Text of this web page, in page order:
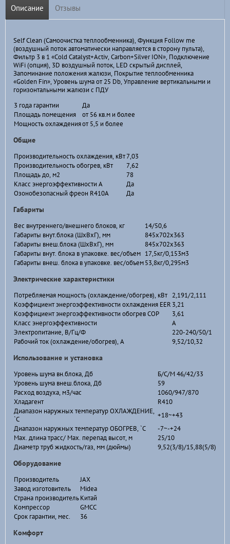
Описание Отзывы
Self Clean (Самоочистка теплообменника), Функция Follow me
(воздушный поток автоматически направляется в сторону пульта),
Фильтр 3 в 1 «Cold Catalyst+Activ, Carbon+Silver ION», Подключение
WiFi (опция), 3D воздушный поток, LED скрытый дисплей,
Запоминание положения жалюзи, Покрытие теплообменника
«Golden Fin», Уровень шума от 25 Db, Управление вертикальными и
горизонтальными жалюзи с ПДУ
3 года гарантии
Да
Площадь помещения
от 56 кв.м и более
Мощность охлажденияот 5,5 и более
Общие
Производительность охлаждения, кВт7,03
Производительность обогрев, кВт
7,62
Площадь до, м2
78
Класс энергоэффективности А
Да
Озонобезопасный фреон R410A
Да
Габариты
Вес внутреннего/внешнего блоков, кг
14/50,6
Габариты внут.блока (ШхВхГ), мм
845х702х363
Габариты внеш.блока (ШхВхГ), мм
845х702х363
Габариты внут. блока в упаковке. вес/объем 17,5кг/0,153м3
Габариты внеш. блока в упаковке. вес/объем53,8кг/0,295м3
Электрические характеристики
Потребляемая мощность (охлаждение/обогрев), кВт 2,191/2,111
Коэффициент энергоэффективности охлаждения EER 3,21
Коэффициент энергоэффективности обогрев COP
3,61
Класс энергоэффективности
А
Электропитание, В/Гц/Ф
220-240/50/1
Рабочий ток (охлаждение/обогрев), А
9,52/10,32
Использование и установка
Уровень шума вн.блока, Дб
Б/С/М 46/42/33
Уровень шума внеш.блока, Дб
59
Расход воздуха, м3/час
1060/947/870
Хладагент
R410
Диапазон наружных температур ОХЛАЖДЕНИЕ,
`С
+18~+43
Диапазон наружных температур ОБОГРЕВ, `С
-7~-+24
Мах. длина трасс/ Мах. перепад высот, м
25/10
Диаметр труб жидкость/газ, мм (дюймы)
9,52(3/8)/15,88(5/8)
Оборудование
Производитель
JAX
Завод изготовитель
Midea
Страна производительКитай
Компрессор
GMCC
Срок гарантии, мес.
36
Комфорт